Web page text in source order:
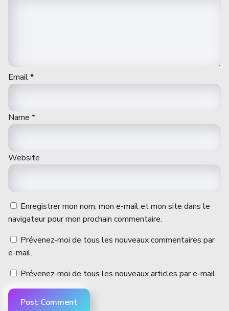
Email*
Name *
Website
Enregistrer mon nom, mon e-mail et mon site dans le
navigateur pour mon prochain commentaire.
Prévenez-moi de tous les nouveaux commentaires par
e-mail.
Prévenez-moi de tous les nouveaux articles par e-mail.